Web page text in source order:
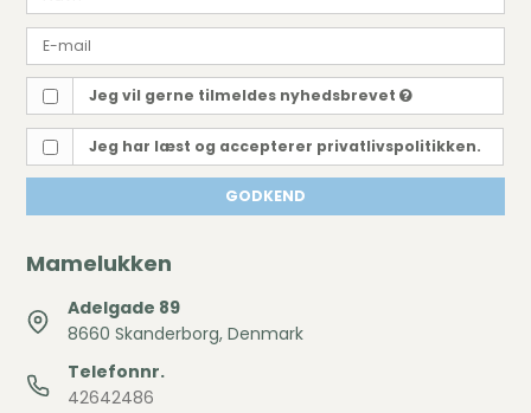
Jeg vil gerne tilmeldes nyhedsbrevet
Jeg har læst og accepterer privatlivspolitikken.
GODKEND
Mamelukken
Adelgade 89
8660 Skanderborg, Denmark
Telefonnr.
42642486